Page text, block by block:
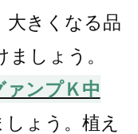
大きくなる品
しょう。
ァンプＫ中
ょう。植え